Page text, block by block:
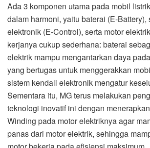
Sementara itu, MG terus melakukan
teknologi inovatif ini dengan menerapkan
Winding pada motor elektriknya agar
panas dari motor elektrik, sehingga
motor bekerja pada efisiensi maksimum.
“Dengan konsisten menghadirkan
yang terdepan, MG memiliki komitmen
mentransformasi pengalaman
konsumennya di Tanah Air agar menjadi
memuaskan. Kendaraan listrik dan
adalah jawaban yang akan MG buktikan